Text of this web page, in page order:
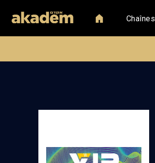
Chaînes